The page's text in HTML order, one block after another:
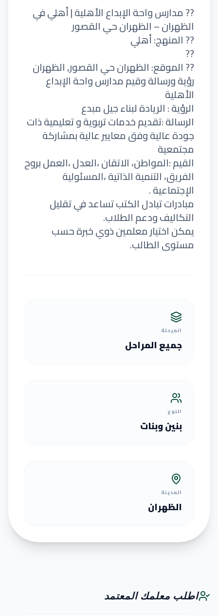
?? مدارس واحة الإبداع الأهلية | أهلي في
الظهران – الظهران حي القصور
?? المنهج: أهلي
??
?? الموقع: الظهران حي القصور, الظهران
رؤية ورسالة وقيم مدارس واحة الإبداع
الأهلية
الرؤية : الريادة لبناء جيل مبدع
الرسالة :تقديم خدمات تربوية و تعليمية ذات
جودة عالية وفق معايير عالية بمشاركة
مجتمعية
القيم :المواطن، الاتقان ،العدل ،العمل بروح
الفريق، التنمية الذاتية ،المسئولية
الإجتماعية .
مبادرات تبادل الكتب تساعد في تقليل
التكاليف ودعم الطلاب.
يمكن اختيار معلمين ذوي خبرة حسب
مستوى الطالب.
المرحلة
جميع المراحل
النوع
بنين وبنات
المدينة
الظهران
اطلب معلمك المعتمد